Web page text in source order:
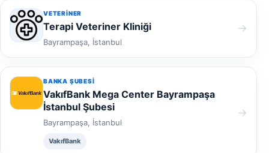
VETERINER
Terapi Veteriner Kliniği
Bayrampaşa, İstanbul
→
BANKA ŞUBESI
VakıfBank Mega Center Bayrampaşa
İstanbul Şubesi
Bayrampaşa, İstanbul
VakıfBank
→